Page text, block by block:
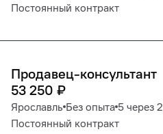
Постоянный контракт
Продавец-консультант
53 250 ₽
Ярославль Без опыта 5 через 2
Постоянный контракт